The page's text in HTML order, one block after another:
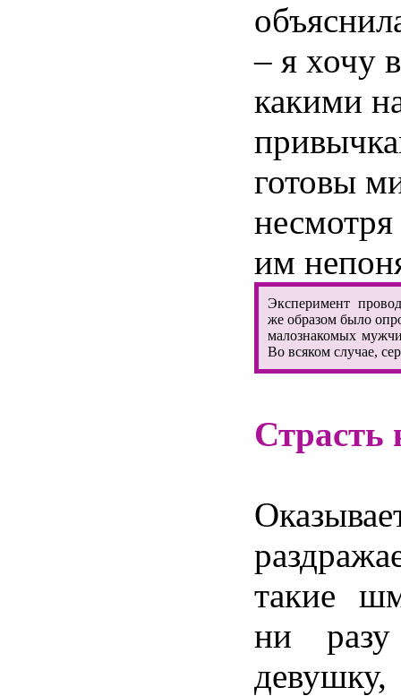
– я хочу
какими
готовы
им
Эксперимент
же образом было
малознакомых
Во всяком случае,
Страсть
такие
ни